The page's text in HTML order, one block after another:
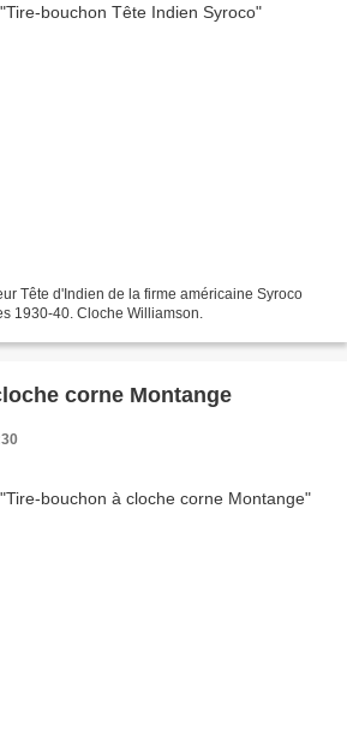
Tête d'Indien de la firme américaine Syroco
1930-40. Cloche Williamson.
corne Montange